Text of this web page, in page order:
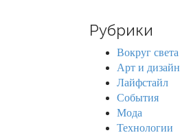
c
Рубрики
Вокруг света
Арт и дизайн
Лайфстайл
События
Мода
Технологии